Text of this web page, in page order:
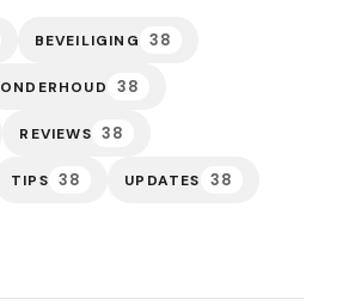
BEVEILIGING 38
ONDERHOUD 38
REVIEWS 38
TIPS 38 UPDATES 38